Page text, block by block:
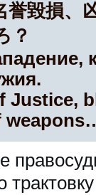
誉毀損、
？
Justice,